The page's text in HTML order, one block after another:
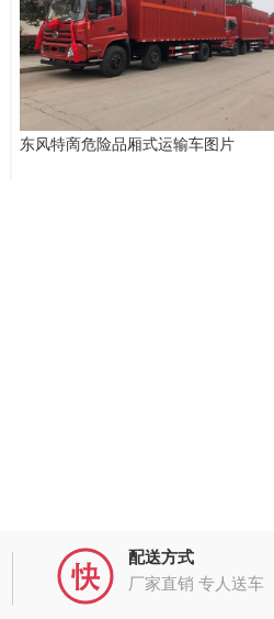
东风特啇危险品厢式运输车图片
配送方式
厂家直销 专人送车